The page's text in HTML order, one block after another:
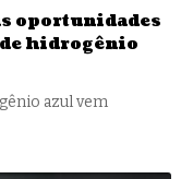
oportunidades
hidrogênio
azul vem